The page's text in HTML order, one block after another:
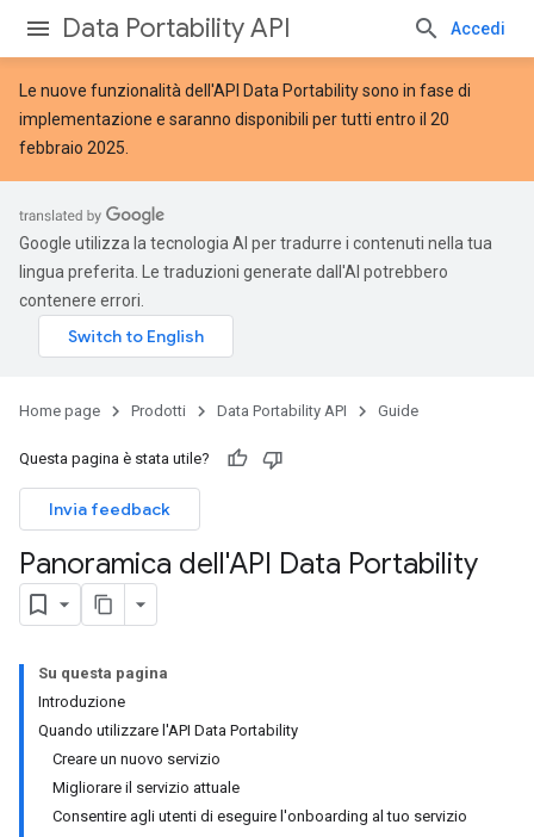
Data Portability API Accedi
Le nuove funzionalità dell'API Data Portabilitysono in fase di
implementazione e saranno disponibili per tutti entro il 20
febbraio 2025.
Google utilizza la tecnologia AI per tradurre i contenuti nella tua
lingua preferita. Le traduzioni generate dall'AI potrebbero
contenere errori.
Home page Prodotti Data Portability API Guide
Questa pagina è stata utile?
Invia feedback
Panoramica dell'API Data Portability
Su questa pagina
Introduzione
Quando utilizzare l'API Data Portability
Creare un nuovo servizio
Migliorare il servizio attuale
Consentire agli utenti di eseguire l'onboarding al tuo servizio